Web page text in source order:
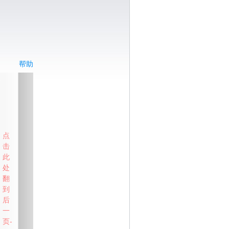
帮助
点
击
此
处
翻
到
后
一
页-